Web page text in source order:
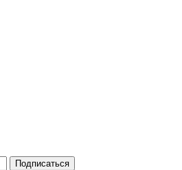
Подписаться